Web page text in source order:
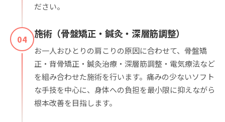
ださい。
04 施術（骨盤矯正・鍼灸・深層筋調整）
お一人おひとりの肩こりの原因に合わせて、骨盤矯
正・背骨矯正・鍼灸治療・深層筋調整・電気療法など
を組み合わせた施術を行います。痛みの少ないソフト
な手技を中心に、身体への負担を最小限に抑えながら
根本改善を目指します。